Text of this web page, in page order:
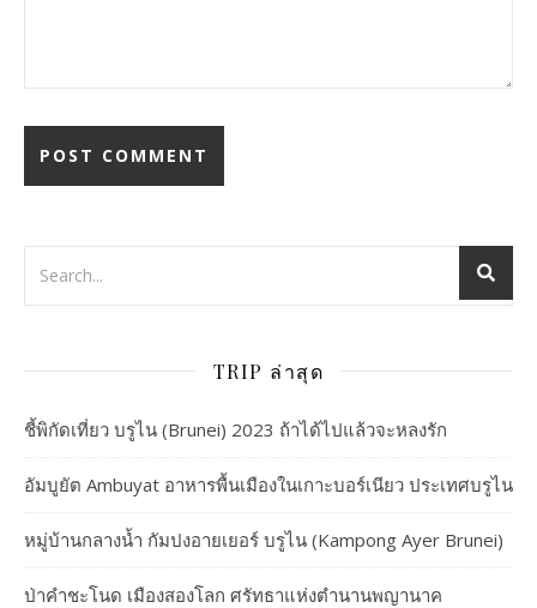
TRIP ล่าสุด
ชี้พิกัดเที่ยว บรูไน (Brunei) 2023 ถ้าได้ไปแล้วจะหลงรัก
อัมบูยัต Ambuyat อาหารพื้นเมืองในเกาะบอร์เนียว ประเทศบรูไน
หมู่บ้านกลางน้ำ กัมปงอายเยอร์ บรูไน (Kampong Ayer Brunei)
ป่าคำชะโนด เมืองสองโลก ศรัทธาแห่งตำนานพญานาค